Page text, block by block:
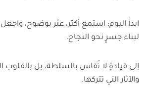
ابدأ اليوم: استمع أكثر، عبّر بوضوح،
لبناء جسرٍ نحو النجاح.
إلى قيادةٍ لا تُقاس بالسلطة، بل بالقلوب
والآثار التي تتركها.